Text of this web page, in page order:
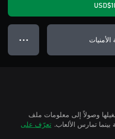
● ● ●
وصولاً إلى معلومات ملف
تعرّف على